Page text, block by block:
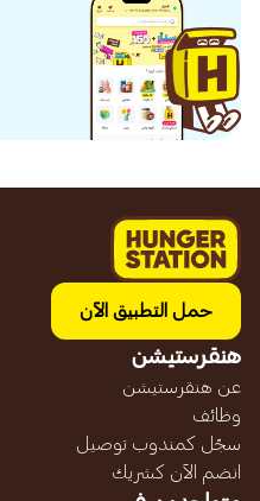
حمل التطبيق الآن
هنقرستيشن
عن هنقرستيشن
وظائف
سجّل كمندوب توصيل
انضم الآن كشريك